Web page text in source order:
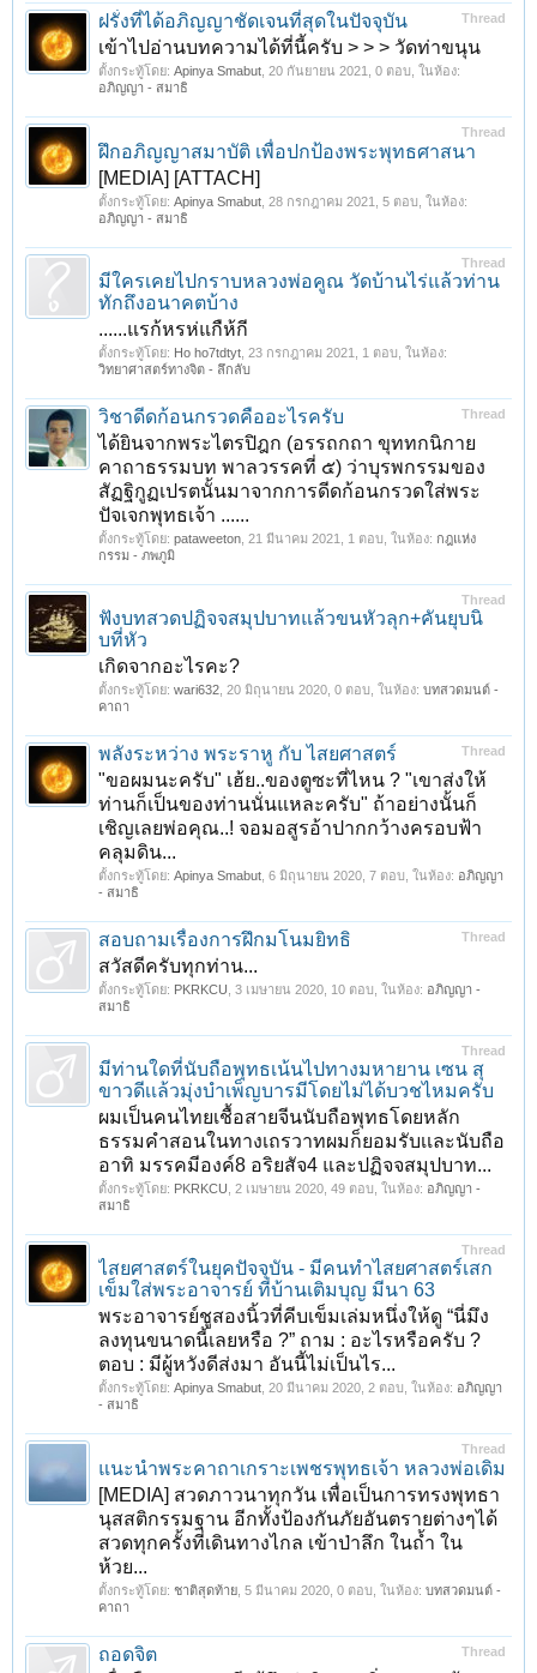
Thread
ฝรั่งที่ได้อภิญญาชัดเจนที่สุดในปัจจุบัน
เข้าไปอ่านบทความได้ที่นี้ครับ > > > วัดท่าขนุน
ตั้งกระทู้โดย: Apinya Smabut 20 กันยายน 2021
, 0 ตอบ, ในห้อง:
อภิญญา - สมาธิ
Thread
ฝึกอภิญญาสมาบัติ เพื่อปกป้องพระพุทธศาสนา
[MEDIA] [ATTACH]
ตั้งกระทู้โดย: Apinya Smabut 28 กรกฎาคม 2021
, 5 ตอบ, ในห้อง:
อภิญญา - สมาธิ
Thread
มีใครเคยไปกราบหลวงพ่อคูณ วัดบ้านไร่แล้วท่าน
ทักถึงอนาคตบ้าง
......แรก้หรห่แกืห้กี
ตั้งกระทู้โดย: Ho ho7tdtyt 23 กรกฎาคม 2021
, 1 ตอบ, ในห้อง:
วิทยาศาสตร์ทางจิต - ลึกลับ
Thread
วิชาดีดก้อนกรวดคืออะไรครับ
ได้ยินจากพระไตรปิฎก (อรรถกถา ขุททกนิกาย
คาถาธรรมบท พาลวรรคที่ ๕) ว่าบุรพกรรมของ
สัฏฐิกูฏเปรตนั้นมาจากการดีดก้อนกรวดใส่พระ
ปัจเจกพุทธเจ้า ......
ตั้งกระทู้โดย: pataweeton 21 มีนาคม 2021 , 1 ตอบ, ในห้อง: กฎแห่ง
กรรม - ภพภูมิ
Thread
ฟังบทสวดปฏิจจสมุปบาทแล้วขนหัวลุก+คันยุบนิ
บที่หัว
เกิดจากอะไรคะ?
ตั้งกระทู้โดย: wari632 20 มิถุนายน 2020 , 0 ตอบ, ในห้อง: บทสวดมนต์ -
คาถา
Thread
พลังระหว่าง พระราหู กับ ไสยศาสตร์
"ขอผมนะครับ" เฮ้ย..ของตูซะที่ไหน ? "เขาส่งให้
ท่านก็เป็นของท่านนั่นแหละครับ" ถ้าอย่างนั้นก็
เชิญเลยพ่อคุณ..! จอมอสูรอ้าปากกว้างครอบฟ้า
คลุมดิน...
ตั้งกระทู้โดย: Apinya Smabut 6 มิถุนายน 2020 , 7 ตอบ, ในห้อง: อภิญญา
- สมาธิ
Thread
สอบถามเรื่องการฝึกมโนมยิทธิ
สวัสดีครับทุกท่าน...
ตั้งกระทู้โดย: PKRKCU 3 เมษายน 2020 , 10 ตอบ, ในห้อง: อภิญญา -
สมาธิ
Thread
มีท่านใดที่นับถือพุทธเน้นไปทางมหายาน เซน สุ
ขาวดีเเล้วมุ่งบำเพ็ญบารมีโดยไม่ได้บวชไหมครับ
ผมเป็นคนไทยเชื้อสายจีนนับถือพุทธโดยหลัก
ธรรมคำสอนในทางเถรวาทผมก็ยอมรับเเละนับถือ
อาทิ มรรคมีองค์8 อริยสัจ4 และปฏิจจสมุปบาท...
ตั้งกระทู้โดย: PKRKCU 2 เมษายน 2020 , 49 ตอบ, ในห้อง: อภิญญา -
สมาธิ
Thread
ไสยศาสตร์ในยุคปัจจุบัน - มีคนทำไสยศาสตร์เสก
เข็มใส่พระอาจารย์ ที่บ้านเติมบุญ มีนา 63
พระอาจารย์ชูสองนิ้วที่คีบเข็มเล่มหนึ่งให้ดู “นี่มึง
ลงทุนขนาดนี้เลยหรือ ?” ถาม : อะไรหรือครับ ?
ตอบ : มีผู้หวังดีส่งมา อันนี้ไม่เป็นไร...
ตั้งกระทู้โดย: Apinya Smabut 20 มีนาคม 2020 , 2 ตอบ, ในห้อง: อภิญญา
- สมาธิ
Thread
แนะนำพระคาถาเกราะเพชรพุทธเจ้า หลวงพ่อเดิม
[MEDIA] สวดภาวนาทุกวัน เพื่อเป็นการทรงพุทธา
นุสสติกรรมฐาน อีกทั้งป้องกันภัยอันตรายต่างๆได้
สวดทุกครั้งที่เดินทางไกล เข้าป่าลึก ในถ้ำ ใน
ห้วย...
ตั้งกระทู้โดย: ชาติสุดท้าย 5 มีนาคม 2020 , 0 ตอบ, ในห้อง: บทสวดมนต์ -
คาถา
Thread
ถอดจิต